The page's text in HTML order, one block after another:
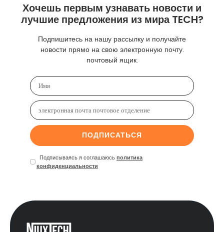
Хочешь первым узнавать новости и
лучшие предложения из мира TECH?
Подпишитесь на нашу рассылку и получайте
новости прямо на свою электронную почту.
почтовый ящик.
ПОДПИСАТЬСЯ
Подписываясь я соглашаюсь политика
конфиденциальности